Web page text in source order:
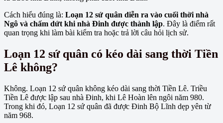
Cách hiểu đúng là: Loạn 12 sứ quân diễn ra vào cuối thời nhà
Ngô và chấm dứt khi nhà Đinh được thành lập. Đây là điểm rất
quan trọng khi làm bài kiểm tra hoặc trả lời câu hỏi lịch sử.
Loạn 12 sứ quân có kéo dài sang thời Tiền
Lê không?
Không. Loạn 12 sứ quân không kéo dài sang thời Tiền Lê. Triều
Tiền Lê được lập sau nhà Đinh, khi Lê Hoàn lên ngôi năm 980.
Trong khi đó, Loạn 12 sứ quân đã được Đinh Bộ Lĩnh dẹp yên từ
năm 968.